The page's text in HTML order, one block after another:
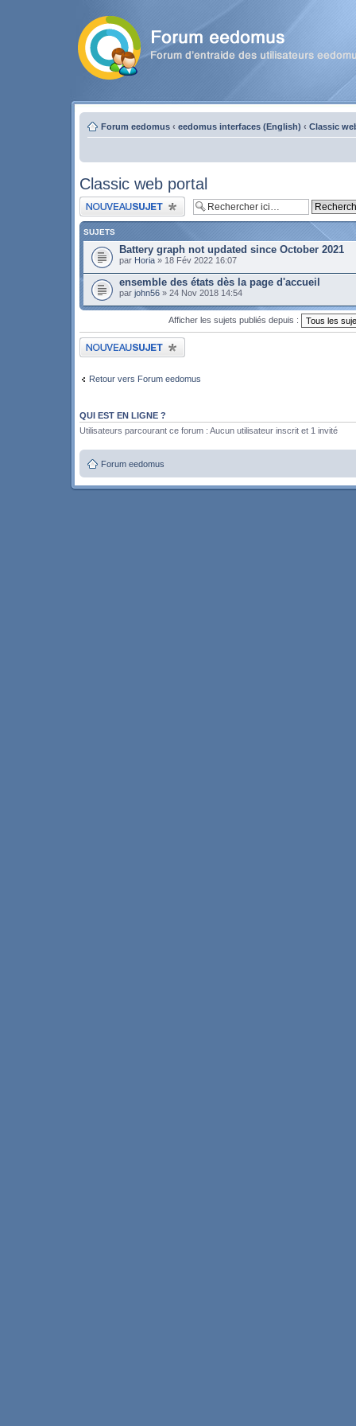
Forum eedomus ‹ eedomus interfaces (English) ‹ Classic
Classic web portal
Publier un nouveau sujet
SUJETS
Battery graph not updated since October 2021
par Horia » 18 Fév 2022 16:07
ensemble des états dès la page d'accueil
par john56 » 24 Nov 2018 14:54
Afficher les sujets publiés depuis :
Publier un nouveau sujet
Retour vers Forum eedomus
QUI EST EN LIGNE ?
Utilisateurs parcourant ce forum : Aucun utilisateur inscrit et 1 invité
Forum eedomus